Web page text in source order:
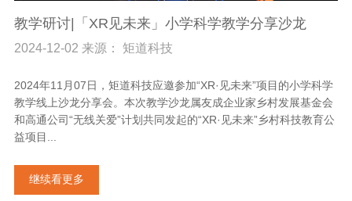
教学研讨|「XR见未来」小学科学教学分享沙龙
2024-12-02 来源： 矩道科技
2024年11月07日，矩道科技应邀参加“XR·见未来”项目的小学科学
教学线上沙龙分享会。本次教学沙龙属友成企业家乡村发展基金会
和高通公司“无线关爱”计划共同发起的“XR·见未来”乡村科技教育公
益项目...
继续看更多